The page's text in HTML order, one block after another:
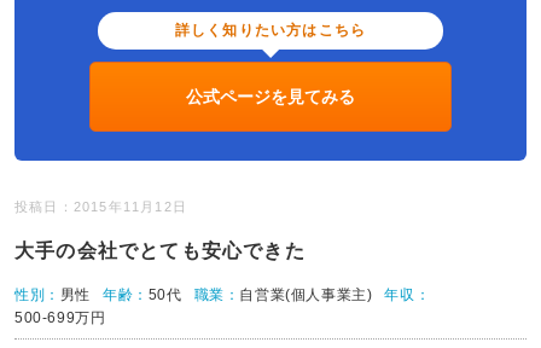
詳しく知りたい方はこちら
公式ページを見てみる
投稿日：2015年11月12日
大手の会社でとても安心できた
性別： 男性 年齢： 50代 職業： 自営業(個人事業主)
年収：
500-699万円